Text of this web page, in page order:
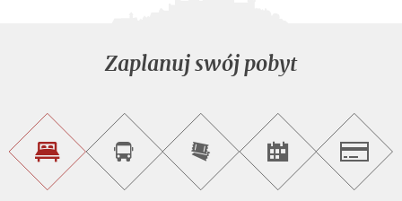
Zaplanuj swój pobyt
Znajdź
noclegi
Rezerwacja
wycieczek
Kup
bilety
on-
Szukaj
imprez